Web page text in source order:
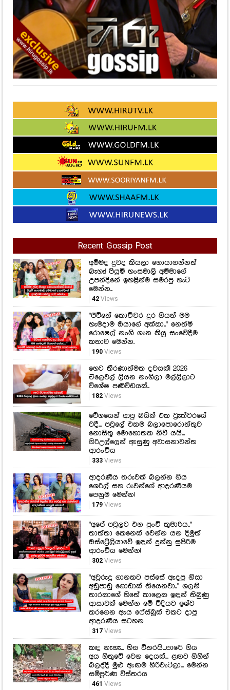
Recent Gossip Post
අම්මද දුවද කියලා හොයාගන්නත්
බැහැ! පියුමි හංසමාලි අම්මාගේ
උපන්දිනේ ඉහළින්ම සමරපු හැටි
මෙන්න..
42Views
"ජීවිතේ කොච්චර දුර ගියත් මම
හැමදාම ඔයාගේ අක්කා.." නෙත්මි
රොෂෙල් නංගි ගැන කියූ සංවේදීම
කතාව මෙන්න.
190Views
හෙට තීරණාත්මක දවසක්! 2026
ඒලෙවල් ලියන නංගිලා මල්ලිලාට
විශේෂ පණිවිඩයක්..
182Views
වේගයෙන් ආපු බයික් එක ට්‍රැක්ටරයේ
වදී... පවුලේ එකම බලාපොරොත්තුව
නොසිතූ මොහොතක නිවී යයි...
ගිරිඋල්ලෙන් ඇසුණු අවාසනාවන්ත
ආරංචිය
333Views
ආදරණීය තරුවක් බලන්න ගිය
ශෙරිල් සහ රුවන්ගේ ආදරණීයම
පෙනුම මෙන්න!
179Views
"අපේ පවුලට එන පුංචි කුමාරිය.."
තාත්තා කෙනෙක් වෙන්න යන දිමුත්
ඔස්ට්‍රේලියාවේ ඉඳන් දුන්නු සුපිරිම
ආරංචිය මෙන්න!
302Views
"අවුරුදු ගානකට පස්සේ ඇදපු නිසා
අඩුපාඩු ගොඩාක් තියෙනවා.." ශලනි
තාරකාගේ හිතේ කාලෙක ඉඳන් තිබුණු
ආසාවක් මෙන්න මේ විදියට ඉෂ්ට
කරගෙන ඇය ෆේස්බුක් එකට දාපු
ආදරණීය සටහන
317Views
කඳ නැහැ... හිස විතරයි...පාරේ ගිය
අය හිතුවේ වෙන දෙයක්... ළඟට ගිහින්
බලද්දී මුළු ඇඟම හිරිවැටිලා... මෙන්න
සම්පූර්ණ විස්තරය
461 Views